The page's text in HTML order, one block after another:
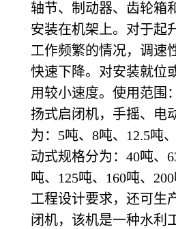
轴节、制动器、齿轮箱
安装在机架上。对于起
工作频繁的情况，调速
快速下降。对安装就位
用较小速度。使用范围
扬式启闭机，手摇、电
为：5吨、8吨、12.5吨
动式规格分为：40吨、
吨、125吨、160吨、
工程设计要求，还可生
闭机，该机是一种水利